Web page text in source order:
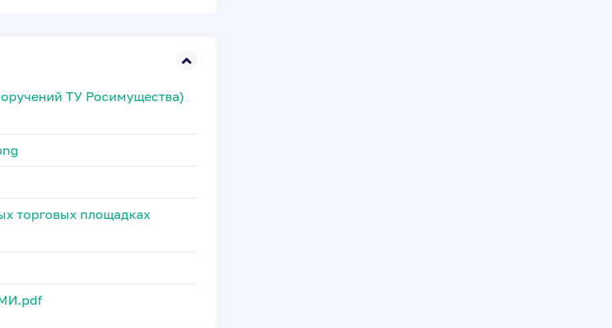
ТУ Росимущества)
торговых площадках